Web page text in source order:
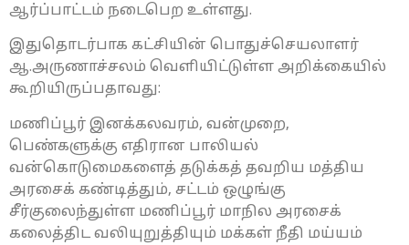
ஆர்ப்பாட்டம் நடைபெற உள்ளது.
இதுதொடர்பாக கட்சியின் பொதுச்செயலாளர்
ஆ.அருணாச்சலம் வெளியிட்டுள்ள அறிக்கையில்
கூறியிருப்பதாவது:
மணிப்பூர் இனக்கலவரம், வன்முறை,
பெண்களுக்கு எதிரான பாலியல்
வன்கொடுமைகளைத் தடுக்கத் தவறிய மத்திய
அரசைக் கண்டித்தும், சட்டம் ஒழுங்கு
சீர்குலைந்துள்ள மணிப்பூர் மாநில அரசைக்
கலைத்திட வலியுறுத்தியும் மக்கள் நீதி மய்யம்